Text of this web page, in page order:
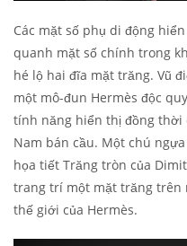
Các mặt số phụ di động
quanh mặt số chính trong
hé lộ hai đĩa mặt trăng. Vũ
một mô-đun Hermès độc
tính năng hiển thị đồng thời
Nam bán cầu. Một chú
họa tiết Trăng tròn của
trang trí một mặt trăng trên
thế giới của Hermès.